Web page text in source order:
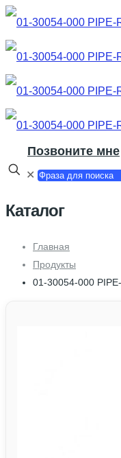
Позвоните мне
✕
Каталог
Главная
Продукты
01-30054-000